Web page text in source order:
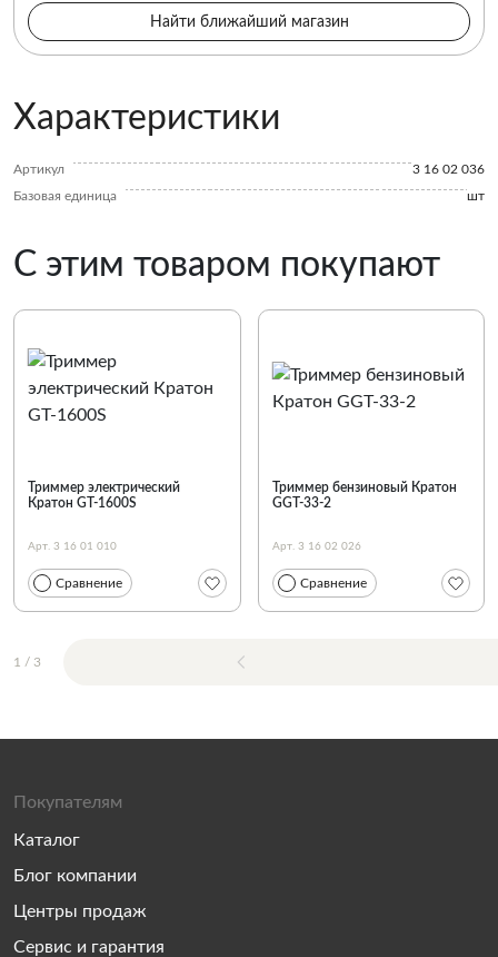
Найти ближайший магазин
Характеристики
Артикул
3 16 02 036
Базовая единица
шт
С этим товаром покупают
Триммер электрический
Кратон GT-1600S
Арт. 3 16 01 010
Сравнение
Триммер бензиновый Кратон
GGT-33-2
Арт. 3 16 02 026
Сравнение
1 / 3
Покупателям
Каталог
Блог компании
Центры продаж
Сервис и гарантия